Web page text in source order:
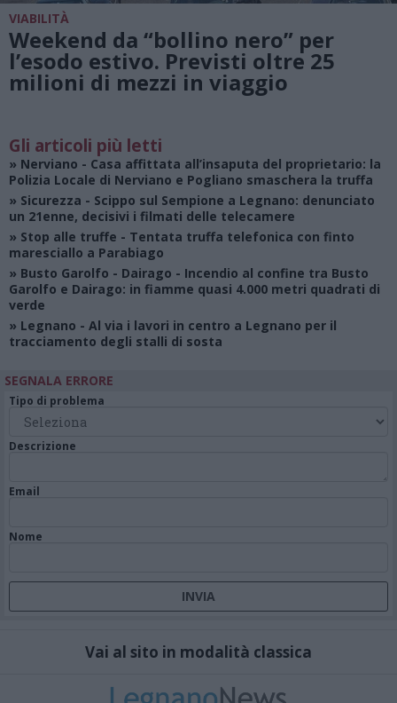
VIABILITÀ
Weekend da “bollino nero” per
l’esodo estivo. Previsti oltre 25
milioni di mezzi in viaggio
Gli articoli più letti
» Nerviano - Casa affittata all’insaputa del proprietario: la
Polizia Locale di Nerviano e Pogliano smaschera la truffa
» Sicurezza - Scippo sul Sempione a Legnano: denunciato
un 21enne, decisivi i filmati delle telecamere
» Stop alle truffe - Tentata truffa telefonica con finto
maresciallo a Parabiago
» Busto Garolfo - Dairago - Incendio al confine tra Busto
Garolfo e Dairago: in fiamme quasi 4.000 metri quadrati di
verde
» Legnano - Al via i lavori in centro a Legnano per il
tracciamento degli stalli di sosta
SEGNALA ERRORE
Tipo di problema
Descrizione
Email
Nome
Vai al sito in modalità classica